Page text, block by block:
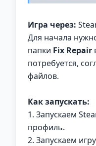
Игра через:
Для начала
папки Fix Repair
потребуется,
файлов.
Как запускать:
1. Запускаем
профиль.
2. Запускаем